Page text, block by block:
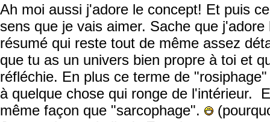
Ah moi aussi j'adore le concept! Et puis
sens que je vais aimer. Sache que
résumé qui reste tout de même assez
que tu as un univers bien propre à toi et
réfléchie. En plus ce terme de
à quelque chose qui ronge de l'intérieur.
même façon que "sarcophage".